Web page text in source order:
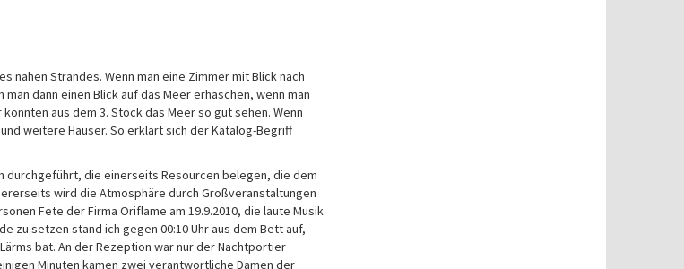
nahen Strandes. Wenn man eine Zimmer mit Blick nach
dann einen Blick auf das Meer erhaschen, wenn man
aus dem 3. Stock das Meer so gut sehen. Wenn
weitere Häuser. So erklärt sich der Katalog-Begriff
durchgeführt, die einerseits Resourcen belegen, die dem
wird die Atmosphäre durch Großveranstaltungen
Fete der Firma Oriflame am 19.9.2010, die laute Musik
zu setzen stand ich gegen 00:10 Uhr aus dem Bett auf,
bat. An der Rezeption war nur der Nachtportier
Minuten kamen zwei verantwortliche Damen der